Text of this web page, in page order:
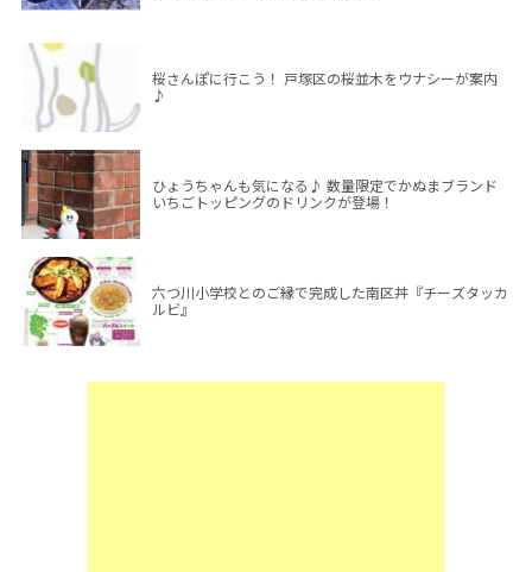
桜さんぽに行こう！ 戸塚区の桜並木をウナシーが案内
♪
ひょうちゃんも気になる♪ 数量限定でかぬまブランド
いちごトッピングのドリンクが登場！
六つ川小学校とのご縁で完成した南区丼『チーズタッカ
ルビ』